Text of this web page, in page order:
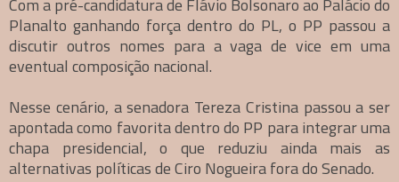
Com a pré-candidatura de Flávio Bolsonaro ao Palácio do
Planalto ganhando força dentro do PL, o PP passou a
discutir outros nomes para a vaga de vice em uma
eventual composição nacional.
Nesse cenário, a senadora Tereza Cristina passou a ser
apontada como favorita dentro do PP para integrar uma
chapa presidencial, o que reduziu ainda mais as
alternativas políticas de Ciro Nogueira fora do Senado.